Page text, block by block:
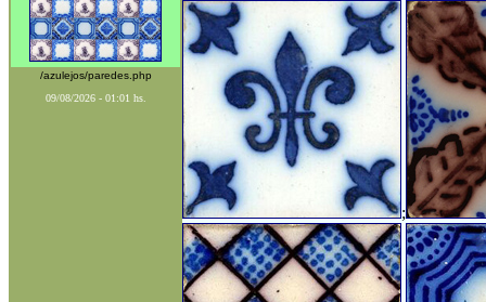
/azulejos/paredes.php
09/08/2026 - 01:01 hs.
;